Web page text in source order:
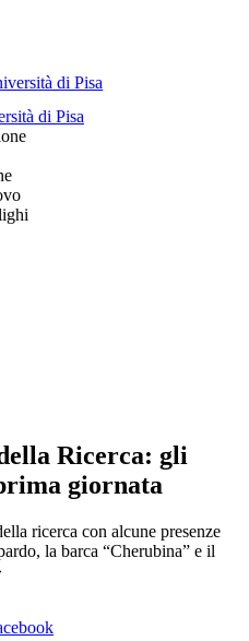
Ricerca: gli
giornata
ricerca con alcune presenze
la barca “Cherubina” e il